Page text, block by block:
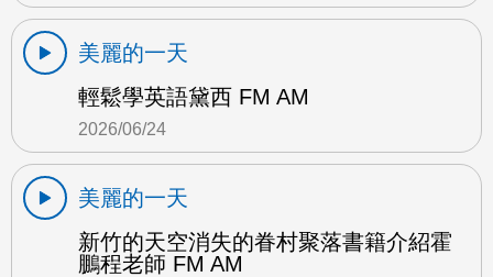
美麗的一天
輕鬆學英語黛西 FM AM
2026/06/24
美麗的一天
新竹的天空消失的眷村聚落書籍介紹霍
鵬程老師 FM AM